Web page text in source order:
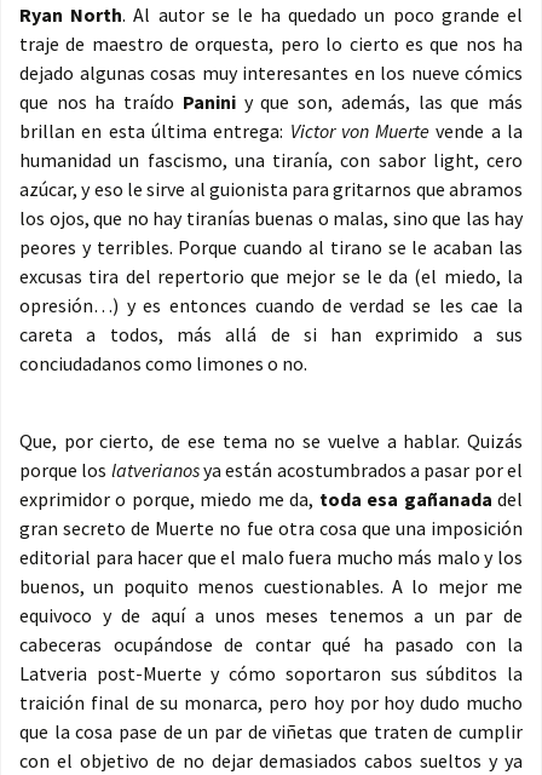
Ryan North. Al autor se le ha quedado un poco grande el
traje de maestro de orquesta, pero lo cierto es que nos ha
dejado algunas cosas muy interesantes en los nueve cómics
que nos ha traído Paniniy que son, además, las que más
brillan en esta última entrega: Victor von Muerte vende a la
humanidad un fascismo, una tiranía, con sabor light, cero
azúcar, y eso le sirve al guionista para gritarnos que abramos
los ojos, que no hay tiranías buenas o malas, sino que las hay
peores y terribles. Porque cuando al tirano se le acaban las
excusas tira del repertorio que mejor se le da (el miedo, la
opresión…) y es entonces cuando de verdad se les cae la
careta a todos, más allá de si han exprimido a sus
conciudadanos como limones o no.
Que, por cierto, de ese tema no se vuelve a hablar. Quizás
porque los latverianosya están acostumbrados a pasar por el
exprimidor o porque, miedo me da, toda esa gañanada del
gran secreto de Muerte no fue otra cosa que una imposición
editorial para hacer que el malo fuera mucho más malo y los
buenos, un poquito menos cuestionables. A lo mejor me
equivoco y de aquí a unos meses tenemos a un par de
cabeceras ocupándose de contar qué ha pasado con la
Latveria post-Muerte y cómo soportaron sus súbditos la
traición final de su monarca, pero hoy por hoy dudo mucho
que la cosa pase de un par de viñetas que traten de cumplir
con el objetivo de no dejar demasiados cabos sueltos y ya